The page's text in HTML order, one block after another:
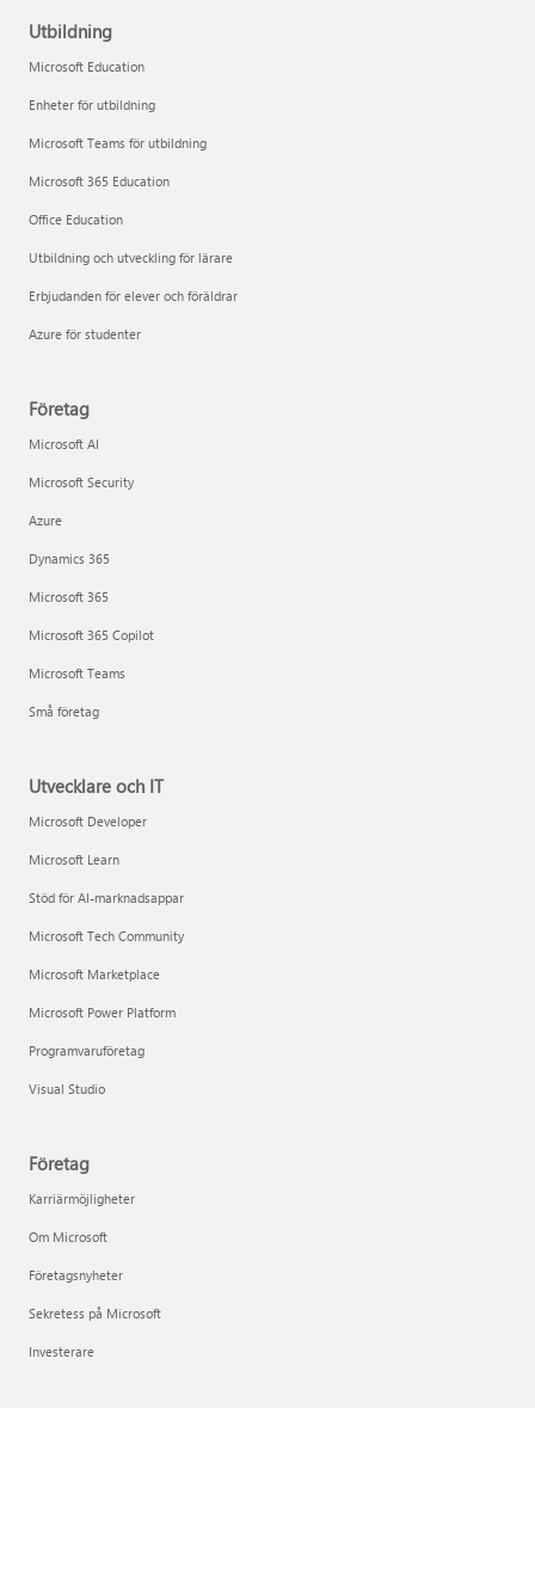
Utbildning
Microsoft Education
Enheter för utbildning
Microsoft Teams för utbildning
Microsoft 365 Education
Office Education
Utbildning och utveckling för lärare
Erbjudanden för elever och föräldrar
Azure för studenter
Företag
Microsoft AI
Microsoft Security
Azure
Dynamics 365
Microsoft 365
Microsoft 365 Copilot
Microsoft Teams
Små företag
Utvecklare och IT
Microsoft Developer
Microsoft Learn
Stöd för AI-marknadsappar
Microsoft Tech Community
Microsoft Marketplace
Microsoft Power Platform
Programvaruföretag
Visual Studio
Företag
Karriärmöjligheter
Om Microsoft
Företagsnyheter
Sekretess på Microsoft
Investerare